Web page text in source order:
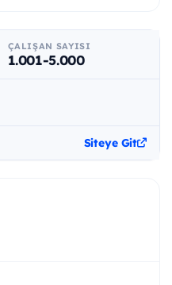
ÇALIŞAN SAYISI
1.001-5.000
Siteye Git